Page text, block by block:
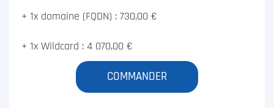
+ 1x domaine (FQDN) : 730,00 €
+ 1x Wildcard : 4 070,00 €
COMMANDER